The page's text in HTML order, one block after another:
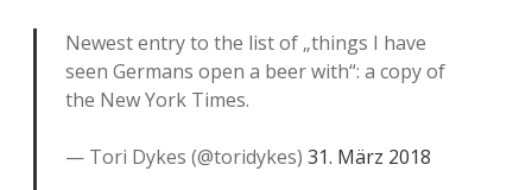
Newest entry to the list of „things I have
seen Germans open a beer with“: a copy of
the New York Times.
— Tori Dykes (@toridykes) 31. März 2018